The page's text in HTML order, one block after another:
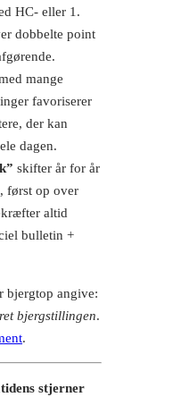
HC- eller 1.
dobbelte point
mange
favoriserer
der kan
dagen.
skifter år for år
først op over
altid
bulletin +
bjergtop angive:
bjergstillingen.
.
stjerner